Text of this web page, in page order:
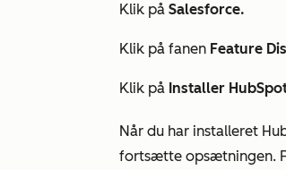
Klik på Salesforce.
Klik på fanen Feature
Klik på Installer
Når du har installeret
fortsætte opsætningen.